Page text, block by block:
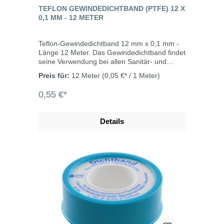
TEFLON GEWINDEDICHTBAND (PTFE) 12 X
0,1 MM - 12 METER
Teflon-Gewindedichtband 12 mm x 0,1 mm -
Länge 12 Meter. Das Gewindedichtband findet
seine Verwendung bei allen Sanitär- und
Warmwasserbereich.
Preis für: 12 Meter (0,05 €* / 1 Meter)
0,55 €*
Details